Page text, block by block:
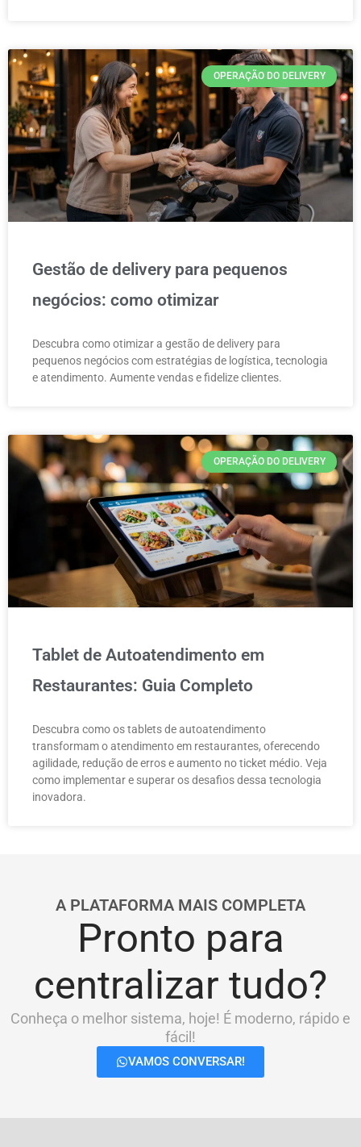
OPERAÇÃO DO DELIVERY
Gestão de delivery para pequenos
negócios: como otimizar
Descubra como otimizar a gestão de delivery para
pequenos negócios com estratégias de logística, tecnologia
e atendimento. Aumente vendas e fidelize clientes.
OPERAÇÃO DO DELIVERY
Tablet de Autoatendimento em
Restaurantes: Guia Completo
Descubra como os tablets de autoatendimento
transformam o atendimento em restaurantes, oferecendo
agilidade, redução de erros e aumento no ticket médio. Veja
como implementar e superar os desafios dessa tecnologia
inovadora.
A PLATAFORMA MAIS COMPLETA
Pronto para
centralizar tudo?
Conheça o melhor sistema, hoje! É moderno, rápido e
fácil!
VAMOS CONVERSAR!